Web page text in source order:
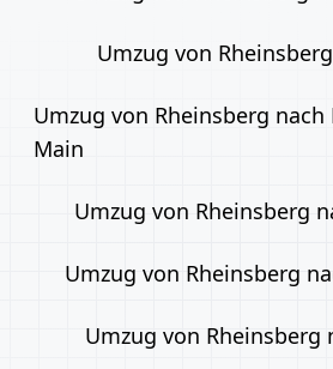
Umzug von
Umzug von Rheinsberg
Main
Umzug von Rheinsberg
Umzug von Rheinsberg
Umzug von Rheinsberg